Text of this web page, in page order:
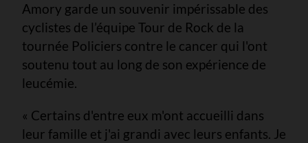
Amory garde un souvenir impérissable des
cyclistes de l’équipe Tour de Rock de la
tournée Policiers contre le cancer qui l'ont
soutenu tout au long de son expérience de
leucémie.
« Certains d'entre eux m'ont accueilli dans
leur famille et j'ai grandi avec leurs enfants. Je